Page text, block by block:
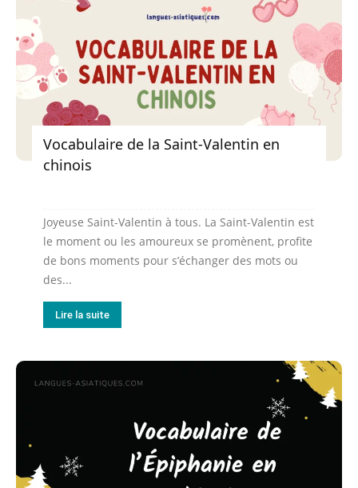
Vocabulaire de la Saint-Valentin en
chinois
Joyeuse Saint-Valentin à tous. La Saint-Valentin est
le moment ou les amoureux se promènent, profite
de bons moments pour s’échanger des mots ou
des...
Lire la suite